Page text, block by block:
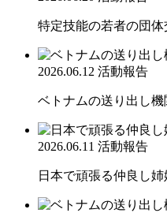
特定技能の若者の団体
2026.06.12 活動報告
ベトナムの送り出し機
2026.06.11 活動報告
日本で頑張る仲良し